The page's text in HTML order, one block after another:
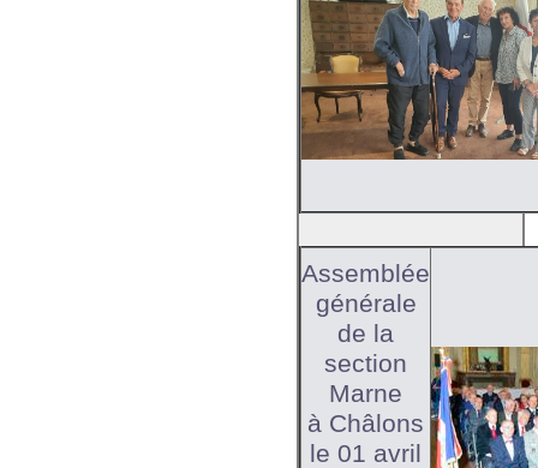
Assemblée
générale
de la
section
Marne
à Châlons
le 01 avril